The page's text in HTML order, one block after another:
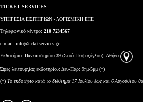
TICKET SERVICES
ΥΠΗΡΕΣΙΑ ΕΙΣΙΤΗΡΙΩΝ - ΛΟΓΙΣΜΙΚΗ ΕΠΕ
Τηλεφωνικό κέντρο: 210 7234567
e-mail: info@ticketservices.gr
Εκδοτήριο: Πανεπιστημίου 39 (Στοά Πεσμαζόγλου), Αθήνα
Ώρες λειτουργίας εκδοτηρίου: Δευ-Παρ: 9πμ-5μμ (*)
(*) To εκδοτήριο κατά το διάστημα 17 Ιουλίου έως και 6 Αυγούστου